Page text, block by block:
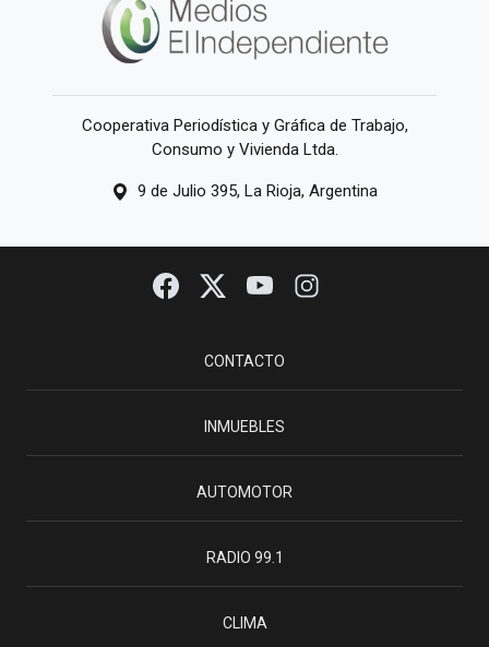
Cooperativa Periodística y Gráfica de Trabajo,
Consumo y Vivienda Ltda.
9 de Julio 395, La Rioja, Argentina
CONTACTO
INMUEBLES
AUTOMOTOR
RADIO 99.1
CLIMA